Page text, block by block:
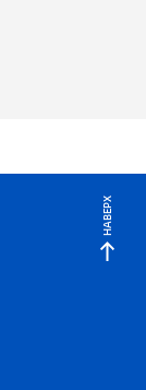
НАВЕРХ